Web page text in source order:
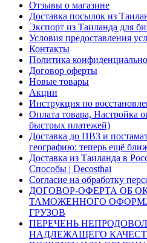
Отзывы о магазине
Доставка посылок из
Экспорт из Таиланда для
Условия предоставления
Контакты
Политика
Договор оферты
Новые товары
Акции
Инструкция по
Оплата товара, Настройка
быстрых платежей)
Доставка до ПВЗ и
географию: теперь ещё
Доставка из Таиланда в
Способы | Decosthai
Согласие на обработку
ДОГОВОР-ОФЕРТА ОБ
ТАМОЖЕННОГО
ГРУЗОВ
ПЕРЕЧЕНЬ
НАДЛЕЖАЩЕГО